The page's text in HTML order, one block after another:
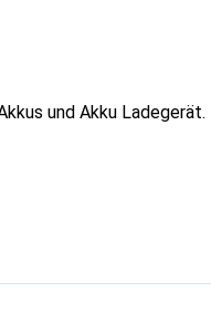
und Akku Ladegerät.